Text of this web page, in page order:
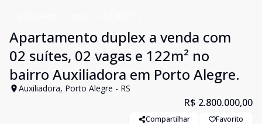
Apartamento duplex a venda com
02 suítes, 02 vagas e 122m² no
bairro Auxiliadora em Porto Alegre.
Auxiliadora, Porto Alegre - RS
R$ 2.800.000,00
Compartilhar Favorito